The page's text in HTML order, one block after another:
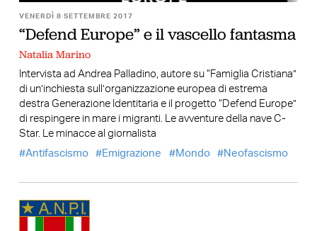
VENERDÌ 8 SETTEMBRE 2017
“Defend Europe” e il vascello fantasma
Natalia Marino
Intervista ad Andrea Palladino, autore su “Famiglia Cristiana”
di un’inchiesta sull’organizzazione europea di estrema
destra Generazione Identitaria e il progetto “Defend Europe”
di respingere in mare i migranti. Le avventure della nave C-
Star. Le minacce al giornalista
Antifascismo
Emigrazione Mondo Neofascismo